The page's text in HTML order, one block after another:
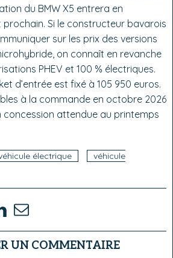
du BMW X5 entrera en
Si le constructeur bavarois
sur les prix des versions
on connaît en revanche
PHEV et 100 % électriques.
d’entrée est fixé à 105 950 euros.
à la commande en octobre 2026
concession attendue au printemps
électrique
véhicule
UN COMMENTAIRE